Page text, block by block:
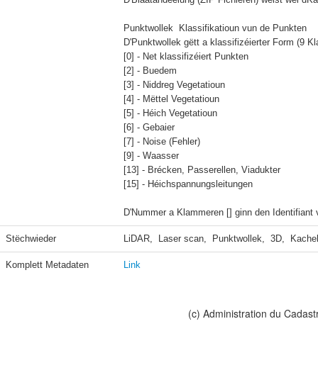
Punktwollek  Klassifikatioun vun de Punkten
D'Punktwollek gëtt a klassifizéierter Form (9
[0] - Net klassifizéiert Punkten
[2] - Buedem
[3] - Niddreg Vegetatioun
[4] - Mëttel Vegetatioun
[5] - Héich Vegetatioun
[6] - Gebaier
[7] - Noise (Fehler)
[9] - Waasser
[13] - Brécken, Passerellen, Viadukter
[15] - Héichspannungsleitungen
D'Nummer a Klammeren [] ginn den Identifiant
Stëchwieder LiDAR,  Laser scan,  Punktwollek,  3D,
Komplett Metadaten Link
(c) Administration du